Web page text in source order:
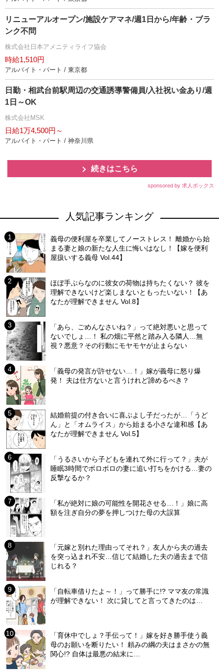
リニューアルオープン/施設ケアマネ/週1日から/年齢・ブラ
ンク不問
株式会社日本アメニティライフ協会
時給1,510円
アルバイト・パート / 東京都
日勤・相武台前駅周辺の交通誘導警備員/入社祝い金あり/週
1日～OK
株式会社MSK
日給1万4,500円～
アルバイト・パート / 神奈川県
続きはこちら
sponsored by 求人ボックス
人気記事ランキング
義母の便利屋を卒業してノーストレス！ 離婚から始
まる妻と娘の新たな人生に悔いはなし！【嫁を便利
屋扱いする義母 Vol.44】
ほぼ手ぶらなのに彼女の荷物は持ちたくない？ 彼を
理解できないけど楽しまないともったいない！【あ
なたが理解できません Vol.8】
「あら、ごめんなさいね？」って絶対悪いと思って
ないでしょ…！ 私の畑に平然と踏み入る隣人…無
視？悪意？その行動にモヤモヤが止まらない
「義母の発言が許せない…！」嫁が義母に怒り爆
発！ 夫は仕方ないと言うけれど諦めるべき？
結婚前提の付き合いに喜ぶよし子だったが…「うど
ん」と「オムライス」から始まる小さな違和感【あ
なたが理解できません Vol.5】
「うるさいから子どもを連れて外に行って？」夫が
睡眠3時間でボロボロの妻に追い打ちをかける…妻の
反撃なるか？
「私が絶対に娘の可能性を開花させる…！」娘に高
額を注ぎ自分の夢を押しつけた母の大誤算
「元嫁と別れた理由ってそれ？」友人から夫の過去
を突っ込まれ不安…信じて結婚した夫の過去まで信
じれる？
「自転車借りたよ～！」って勝手に!? ママ友の常識
が理解できない！ 次に貸してと言ってきたのは…
「育休中でしょ？手伝って！」嫁を好き勝手使う義
母のお願いを断りたい！ 頼みの綱の夫はまさかの無
関心!? 自体は最悪の結末に…